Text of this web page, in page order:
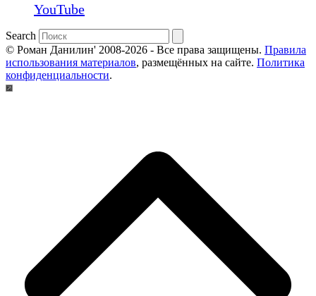
YouTube
Search
© Роман Данилин' 2008-2026 - Все права защищены. Правила
использования материалов, размещённых на сайте. Политика
конфиденциальности.